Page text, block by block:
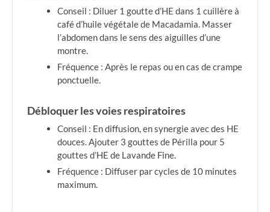
Conseil : Diluer 1 goutte d’HE dans 1 cuillère à
café d’huile végétale de Macadamia. Masser
l’abdomen dans le sens des aiguilles d’une
montre.
Fréquence : Après le repas ou en cas de crampe
ponctuelle.
Débloquer les voies respiratoires
Conseil : En diffusion, en synergie avec des HE
douces. Ajouter 3 gouttes de Périlla pour 5
gouttes d’HE de Lavande Fine.
Fréquence : Diffuser par cycles de 10 minutes
maximum.